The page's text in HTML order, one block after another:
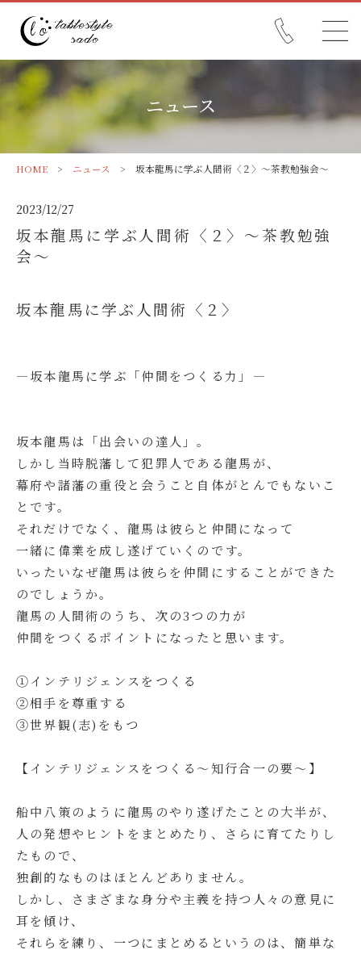
ニュース
HOME> ニュース > 坂本龍馬に学ぶ人間術〈２〉～茶教勉強会～
2023/12/27
坂本龍馬に学ぶ人間術〈２〉～茶教勉強
会～
坂本龍馬に学ぶ人間術〈２〉
―坂本龍馬に学ぶ「仲間をつくる力」―
坂本龍馬は「出会いの達人」。
しかし当時脱藩して犯罪人である龍馬が、
幕府や諸藩の重役と会うこと自体がとんでもないこ
とです。
それだけでなく、龍馬は彼らと仲間になって
一緒に偉業を成し遂げていくのです。
いったいなぜ龍馬は彼らを仲間にすることができた
のでしょうか。
龍馬の人間術のうち、次の3つの力が
仲間をつくるポイントになったと思います。
①インテリジェンスをつくる
②相手を尊重する
➂世界観(志)をもつ
【インテリジェンスをつくる～知行合一の要～】
船中八策のように龍馬のやり遂げたことの大半が、
人の発想やヒントをまとめたり、さらに育てたりし
たもので、
独創的なものはほとんどありません。
しかし、さまざまな身分や主義を持つ人々の意見に
耳を傾け、
それらを練り、一つにまとめるというのは、簡単な